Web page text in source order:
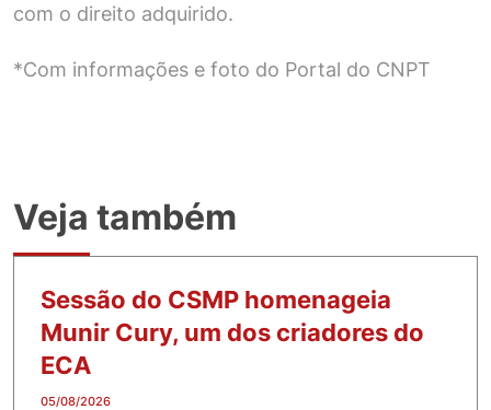
com o direito adquirido.
*Com informações e foto do Portal do CNPT
Veja também
Sessão do CSMP homenageia
Munir Cury, um dos criadores do
ECA
05/08/2026